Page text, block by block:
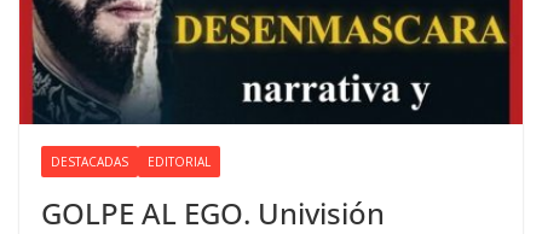
DESTACADAS EDITORIAL
GOLPE AL EGO. Univisión